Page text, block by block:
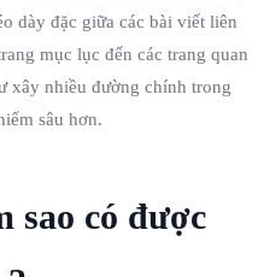
dày đặc giữa các bài viết liên
mục lục đến các trang quan
xây nhiều đường chính trong
sâu hơn.
sao có được